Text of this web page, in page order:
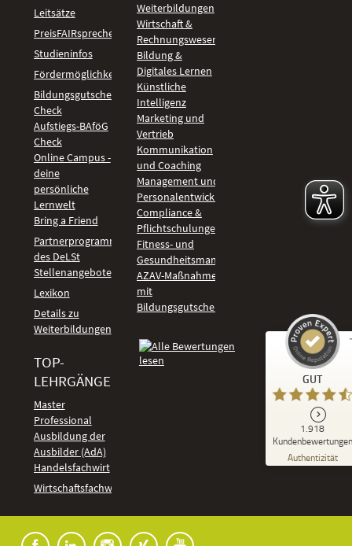
Leitsätze
PreisFAIRsprechen
Studieninfos
Fördermöglichkeiten
Bildungsgutschein
Check
Aufstiegs-BAföG
Check
Online Campus -
deine
persönliche
Lernwelt
Bring a Friend
Partnerprogramm
des DeLSt
Stellenangebote
Lexikon
Details zu
Weiterbildungen
TOP-
LEHRGÄNGE
Master
Professional
Ausbildung der
Ausbilder (AdA)
Handelsfachwirt
Wirtschaftsfachwirt
Weiterbildungen
Wirtschaft &
Rechnungswesen
Bildung &
Digitales Lernen
Künstliche
Intelligenz
Marketing und
Vertrieb
Kommunikation
und Coaching
Management und
Personalentwicklung
Compliance &
Pflichtschulungen
Fitness- und
Gesundheitsmanagement
AZAV-Maßnahmen
mit
Bildungsgutschein
GUT
1.918
Kundenbewertungen
Authentizität
Kundenbewertungen und Erfahrungen zu
DeLSt - Deutsches eLearning Studieninstitut
92
%
Empfehlungen auf
ProvenExpert.com
anderen Quellen